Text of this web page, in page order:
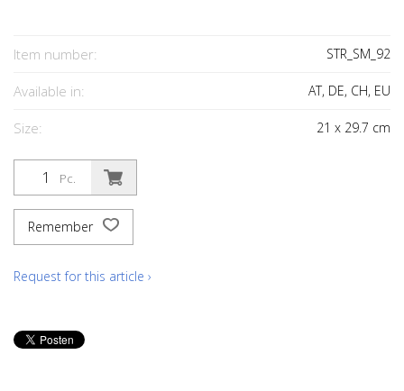
Item number: STR_SM_92
Available in: AT, DE, CH, EU
Size: 21 x 29.7 cm
Pc.
Remember
Request for this article ›